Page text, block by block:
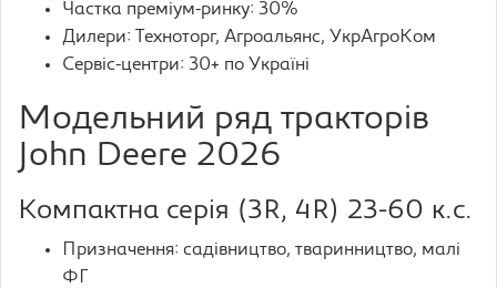
Частка преміум-ринку: 30%
Дилери: Техноторг, Агроальянс, УкрАгроКом
Сервіс-центри: 30+ по Україні
Модельний ряд тракторів
John Deere 2026
Компактна серія (3R, 4R) 23-60 к.с.
Призначення: садівництво, тваринництво, малі
ФГ